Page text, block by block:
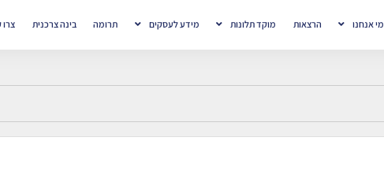
מי אנחנו הרצאות מוקד תלונות מידע לעסקים תרומה בינה צרכנית